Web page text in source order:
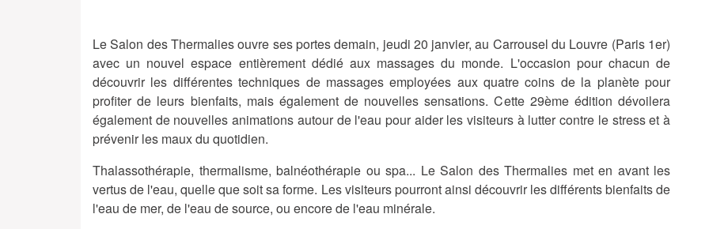
Le Salon des Thermalies ouvre ses portes demain, jeudi 20 janvier, au Carrousel du Louvre (Paris 1er)
avec un nouvel espace entièrement dédié aux massages du monde. L'occasion pour chacun de
découvrir les différentes techniques de massages employées aux quatre coins de la planète pour
profiter de leurs bienfaits, mais également de nouvelles sensations. Cette 29ème édition dévoilera
également de nouvelles animations autour de l'eau pour aider les visiteurs à lutter contre le stress et à
prévenir les maux du quotidien.
Thalassothérapie, thermalisme, balnéothérapie ou spa... Le Salon des Thermalies met en avant les
vertus de l'eau, quelle que soit sa forme. Les visiteurs pourront ainsi découvrir les différents bienfaits de
l'eau de mer, de l'eau de source, ou encore de l'eau minérale.